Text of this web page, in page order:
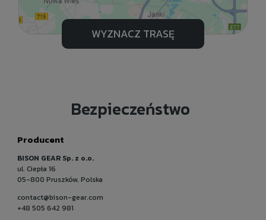
WYZNACZ TRASĘ
Bezpieczeństwo
Producent
BISON GEAR Sp. z o.o.
ul. Ciepła 16
05-800 Pruszków, Polska
contact@bison-gear.com
+48 505 642 981